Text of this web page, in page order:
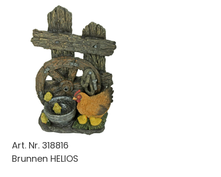
Art. Nr. 318816
Brunnen HELIOS